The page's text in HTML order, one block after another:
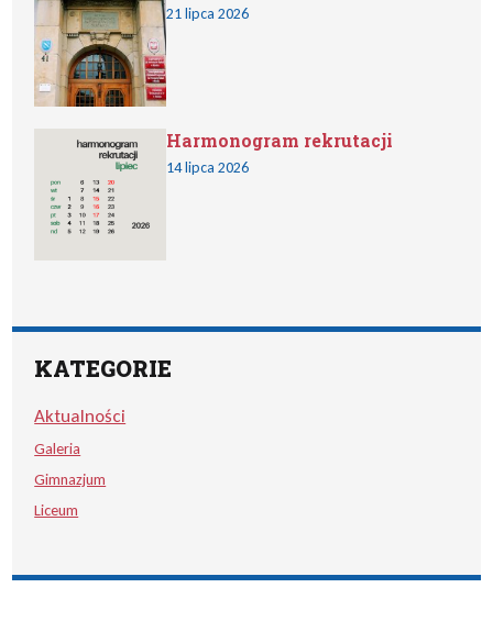
21 lipca 2026
Harmonogram rekrutacji
14 lipca 2026
KATEGORIE
Aktualności
Galeria
Gimnazjum
Liceum